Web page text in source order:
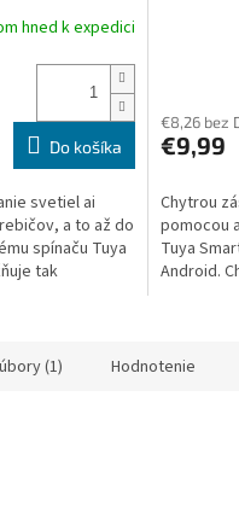
hned k expedici
Do košíka
svetiel ai
a to až do
spínaču Tuya
tak
4,3
z
hviezdičiek.
€8,26 bez
€9,99
Chytrou
pomocou
Tuya
Android.
(1) Hodnotenie